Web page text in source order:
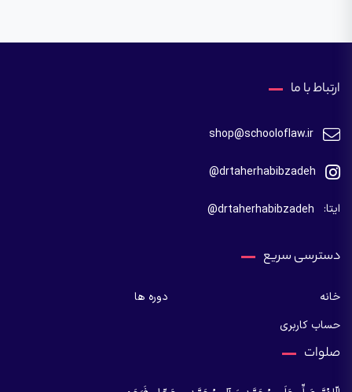
ارتباط با ما
shop@schooloflaw.ir
drtaherhabibzadeh@
ایتا: drtaherhabibzadeh@
دسترسی سریع
خانه
دوره ها
حساب کاربری
صلوات